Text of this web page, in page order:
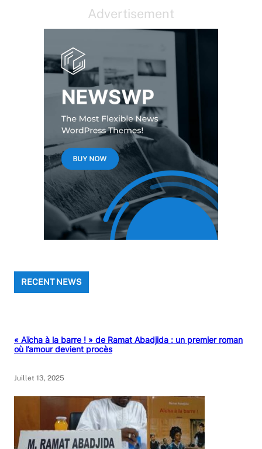
Advertisement
RECENT NEWS
« Aïcha à la barre ! » de Ramat Abadjida : un premier roman
où l’amour devient procès
Juillet 13, 2025